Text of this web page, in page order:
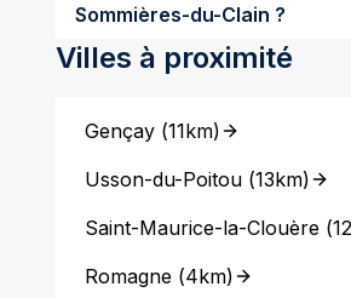
Sommières-du-Clain ?
Villes à proximité
Gençay(11km)
Usson-du-Poitou(13km)
Saint-Maurice-la-Clouère(
Romagne(4km)